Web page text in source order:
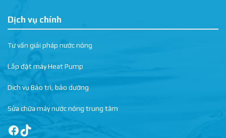
Dịch vụ chính
Tư vấn giải pháp nước nóng
Lắp đặt máy Heat Pump
Dịch vụ Bảo trì, bảo dưỡng
Sửa chữa máy nước nóng trung tâm